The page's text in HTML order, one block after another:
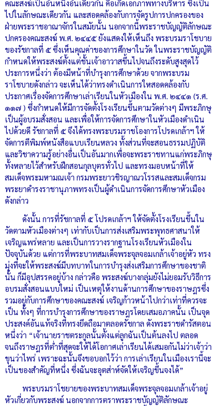
คณะสงฆ์เป็นอันหนึ่งอันเดียวกัน คือเกิดเอกภาพทางบริหาร ซึ่งเป็น
ไปในลักษณะเดียวกัน และสอดคล้องกับการจัดรูปการปกครองของ
ฝ่ายพระราชอาณาจักรในสมัยนั้น นอกจากนี้พระราชบัญญัติลักษณะ
ปกครองคณะสงฆ์ พ.ศ. ๒๔๔๕ ยังแสดงให้เห็นถึง พระบรมราโชบาย
ของรัชกาลที่ ๕ ซึ่งเห็นคุณค่าของการศึกษาในวัด ในพระราชบัญญัติ
กำหนดให้พระสงฆ์ตั้งแต่ชั้นเจ้าอาวาสขึ้นไปจนถึงระดับสูงสุดไว้
ประการหนึ่งว่า ต้องมีหน้าที่บำรุงการศึกษาด้วย จากพระบรม
ราโชบายดังกล่าว จะเห็นได้ว่าทรงดำเนินการใหสอดคล้องกับ
ประกาศเรื่องจัดการศึกษาเล่าเรียนในหัวเมืองใน พ.ศ. ๒๔๔๑ (ร.ศ.
๑๑๗ ) ซึ่งกำหนดให้มีการจัดตั้งโรงเรียนขึ้นตามวัดต่างๆ มีพระภิกษุ
เป็นผู้อบรมสั่งสอน และเพื่อให้การจัดการศึกษาในหัวเมืองดำเนิน
ไปด้วยดี รัชกาลที่ ๕ จึงได้ทรงพระบรมราชโองการโปรดเกล้าฯ ให้
จัดการตีพิมพ์หนังสือแบบเรียนหลวง ทั้งส่วนที่จะสอนธรรมปฏิบัติ
และวิชาความรู้อย่างอื่นเป็นอันมากเพื่อจะพระราชทานแก่พระภิกษุ
ทั้งหลายไว้สำหรับฝึกสอนกุลบุตรทั่วไป และทรงมอบหน้าที่ให้
สมเด็จพระมหามณเจ้า กรมพระยาวชิรญาณวโรรสและสมเด็จกรม
พระยาดำรงราชานุภาพทรงเป็นผู้ดำเนินการจัดการศึกษาหัวเมือง
ดังกล่าว
ดังนั้น การที่รัชกาลที่ ๕ โปรดเกล้าฯ ให้จัดตั้งโรงเรียนขึ้นใน
วัดตามหัวเมืองต่างๆ เท่ากับเป็นการส่งเสริมพระพุทธศาสนาให้
เจริญแพร่หลาย และเป็นการวางรากฐานโรงเรียนหัวเมืองใน
ปัจจุบันด้วย แต่การที่พระบาทสมเด็จพระจุลจอมเกล้าเจ้าอยู่หัว ทรง
มุ่งที่จะให้พระสงฆ์มีบทบาทในการบำรุงส่งเสริมการศึกษาของชาติ
นั้น ก็มีอุปสรรคอยู่บ้าง กล่าวคือ พระสงฆ์บางกลุ่มยังไม่ยอมรับวิธีการ
อบรมสั่งสอนแบบใหม่ เป็นเหตุให้งานด้านการศึกษาของราษฎรซึ่ง
รวมอยู่กับการศึกษาของคณะสงฆ์ เจริญก้าวหน้าไปกว่าเท่าที่ควรจะ
เป็น ทั้งๆ ที่การบำรุงการศึกษาของราษฎรโดยเสมอภาคนั้น เป็นจุด
ประสงค์อันแท้จริงที่ทรงยึดถือมาตลอดรัชกาล ดังพระราชดำรัสตอน
หนึ่งว่า “เจ้านายราชตระกูลนั้นตั้งแต่ลูกฉันเป็นต้นลงไป ตลอด
จนถึงราษฎรที่ต่ำที่สุดจะให้ได้โอกาศเล่าเรียนได้เสมอกันไม่ว่าเจ้าว่า
ขุนว่าไพร่ เพราะฉะนั้นจึงขอบอกไว้ว่า การเล่าเรียนในเมืองเรานี้จะ
เป็นของสำคัญที่หนึ่ง ซึ่งฉันจะอุตส่าห์จัดให้เจริญขึ้นจงได้”
พระบรมราโชยายของพระบาทสมเด็จพระจุลจอมเกล้าเจ้าอยู่
หัวเกี่ยวกับพระสงฆ์ นอกจากการตราพระราชบัญญัติลักษณะ